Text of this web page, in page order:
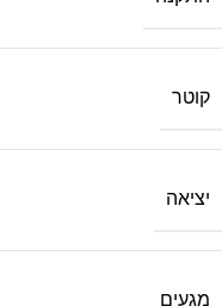
קוטר
יציאה
מגעים